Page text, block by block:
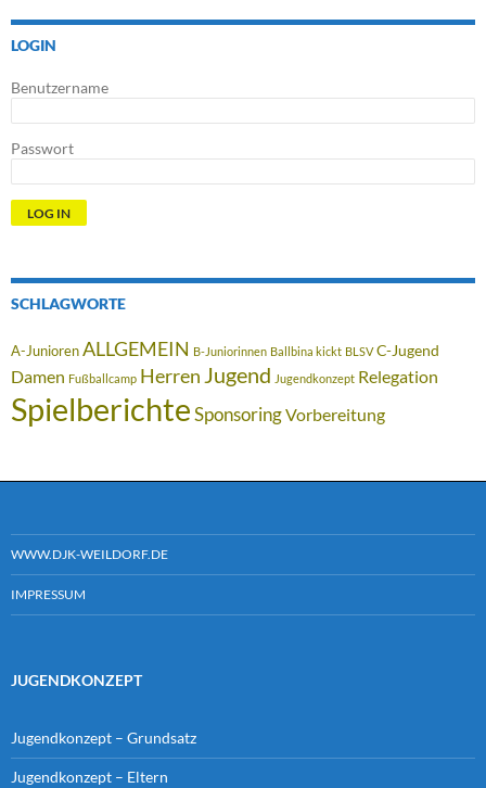
LOGIN
Benutzername
Passwort
SCHLAGWORTE
A-Junioren ALLGEMEIN B-Juniorinnen Ballbina kickt BLSV C-Jugend
Damen Fußballcamp Herren Jugend Jugendkonzept Relegation
SpielberichteSponsoringVorbereitung
WWW.DJK-WEILDORF.DE
IMPRESSUM
JUGENDKONZEPT
Jugendkonzept – Grundsatz
Jugendkonzept – Eltern